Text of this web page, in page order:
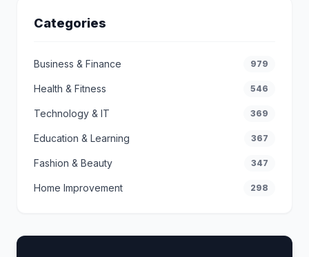
Categories
Business & Finance 979
Health & Fitness 546
Technology & IT 369
Education & Learning 367
Fashion & Beauty 347
Home Improvement 298